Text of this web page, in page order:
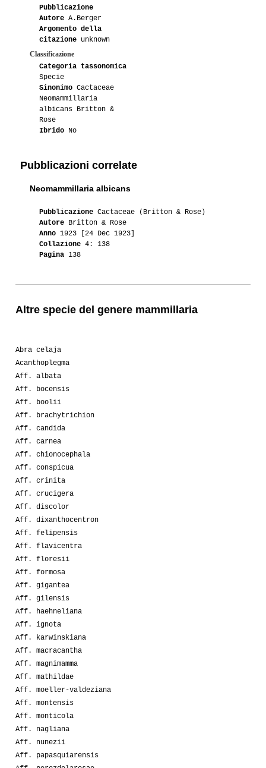
Pubblicazione
Autore A.Berger
Argomento della
citazione unknown
Classificazione
Categoria tassonomica
Specie
Sinonimo Cactaceae
Neomammillaria
albicans Britton &
Rose
Ibrido No
Pubblicazioni correlate
Neomammillaria albicans
Pubblicazione Cactaceae (Britton & Rose)
Autore Britton & Rose
Anno 1923 [24 Dec 1923]
Collazione 4: 138
Pagina 138
Altre specie del genere mammillaria
Abra celaja
Acanthoplegma
Aff. albata
Aff. bocensis
Aff. boolii
Aff. brachytrichion
Aff. candida
Aff. carnea
Aff. chionocephala
Aff. conspicua
Aff. crinita
Aff. crucigera
Aff. discolor
Aff. dixanthocentron
Aff. felipensis
Aff. flavicentra
Aff. floresii
Aff. formosa
Aff. gigantea
Aff. gilensis
Aff. haehneliana
Aff. ignota
Aff. karwinskiana
Aff. macracantha
Aff. magnimamma
Aff. mathildae
Aff. moeller-valdeziana
Aff. montensis
Aff. monticola
Aff. nagliana
Aff. nunezii
Aff. papasquiarensis